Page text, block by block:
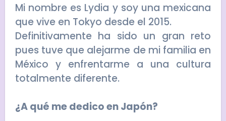
Mi nombre es Lydia y soy una mexicana
que vive en Tokyo desde el 2015.
Definitivamente ha sido un gran reto
pues tuve que alejarme de mi familia en
México y enfrentarme a una cultura
totalmente diferente.
¿A qué me dedico en Japón?